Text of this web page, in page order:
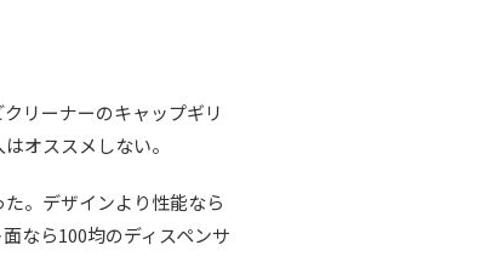
リーナーのキャップギリ
オススメしない。
。デザインより性能なら
なら100均のディスペンサ